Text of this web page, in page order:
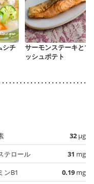
シチ
サーモンステーキとマ
ッシュポテト
32 µg
テロール
31 mg
ンB1
0.19 mg